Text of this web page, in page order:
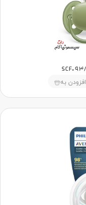
افزودن به